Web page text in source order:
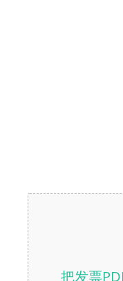
把发票